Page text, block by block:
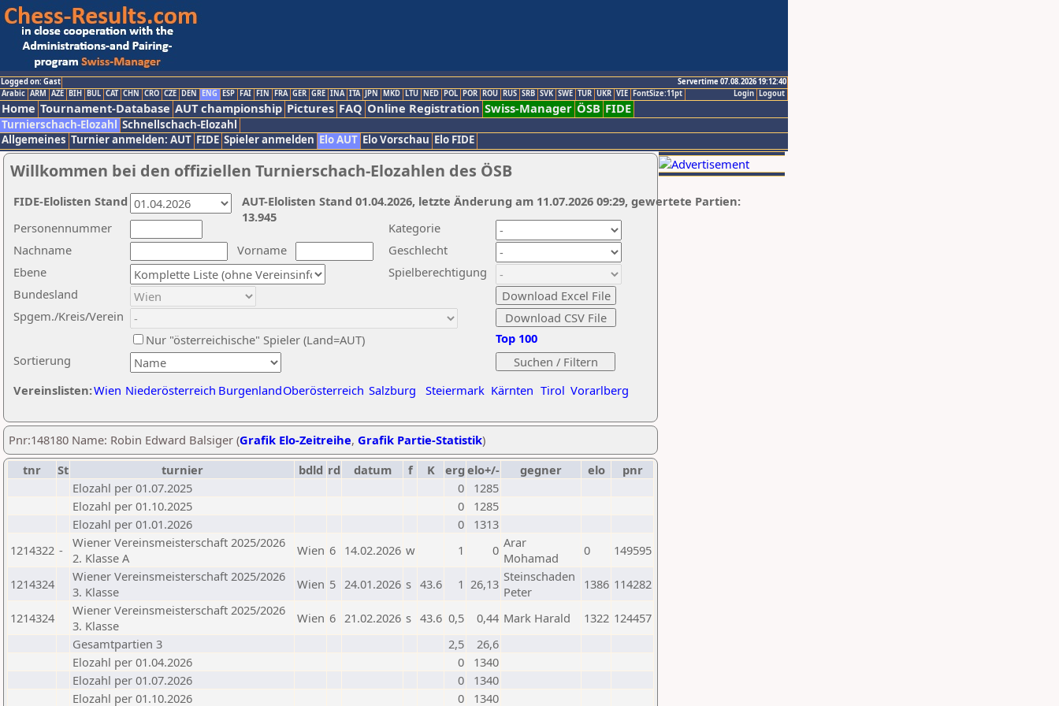
Logged on: Gast
Servertime 07.08.2026 19:12:40
Logout
Login
Arabic ARM AZE BIH BUL CAT CHN CRO CZE DEN ENG ESP FAI FIN FRA GER GRE INA ITA JPN MKD LTU NED POL POR ROU RUS SRB SVK SWE TUR UKR VIE FontSize:11pt
Home Tournament-Database AUT championship Pictures FAQ Online Registration Swiss-Manager ÖSB FIDE
Turnierschach-Elozahl Schnellschach-Elozahl
Allgemeines Turnier anmelden: AUT FIDE Spieler anmelden Elo AUT Elo Vorschau Elo FIDE
Willkommen bei den offiziellen Turnierschach-Elozahlen des ÖSB
Nachname
Vorname
Ebene
Kategorie
Sortierung
Personennummer
Bundesland
Spgem./Kreis/Verein
Geschlecht
Nur "österreichische" Spieler (Land=AUT)
Spielberechtigung
Vereinslisten:Wien Niederösterreich BurgenlandOberösterreich Salzburg Steiermark Kärnten Tirol Vorarlberg
Top 100
AUT-Elolisten Stand 01.04.2026, letzte Änderung am 11.07.2026 09:29, gewertete Partien:
13.945
FIDE-Elolisten Stand
Pnr:148180 Name: Robin Edward Balsiger (Grafik Elo-Zeitreihe, Grafik Partie-Statistik)
tnr
St turnier bdld rd datum f K erg elo+/- gegner elo
pnr
Elozahl per 01.07.2025
0
1285
Elozahl per 01.10.2025
0
1285
Elozahl per 01.01.2026
0
1313
1214322 -
Wiener Vereinsmeisterschaft 2025/2026
2. Klasse A
Wien 6 14.02.2026 w 1 0 Arar
Mohamad
0 149595
1214324
Wiener Vereinsmeisterschaft 2025/2026
3. Klasse
Wien 5 24.01.2026 s 43.6 1 26,13 Steinschaden
Peter
1386 114282
1214324
Wiener Vereinsmeisterschaft 2025/2026
3. Klasse
Wien 6 21.02.2026 s 43.6 0,5 0,44 Mark Harald 1322 124457
Gesamtpartien 3
2,5
26,6
Elozahl per 01.04.2026
0
1340
Elozahl per 01.07.2026
0
1340
Elozahl per 01.10.2026
0 1340